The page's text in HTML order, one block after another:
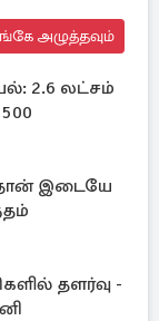
அழுத்தவும்
2.6 லட்சம்
இடையே
தளர்வு -